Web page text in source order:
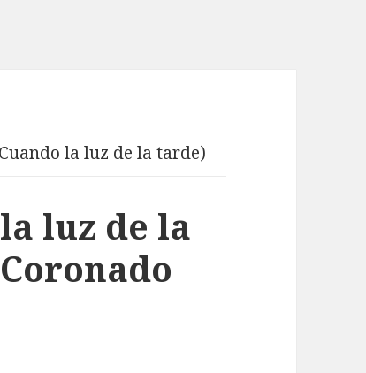
la luz de la tarde)
luz de la